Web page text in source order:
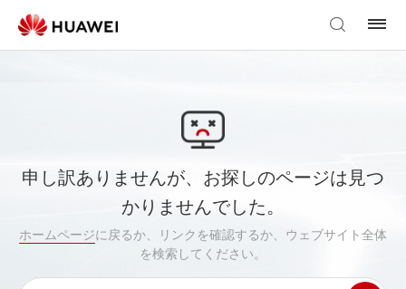
申し訳ありませんが、お探しのページは見つ
かりませんでした。
ホームページに戻るか、リンクを確認するか、ウェブサイト全体
を検索してください。